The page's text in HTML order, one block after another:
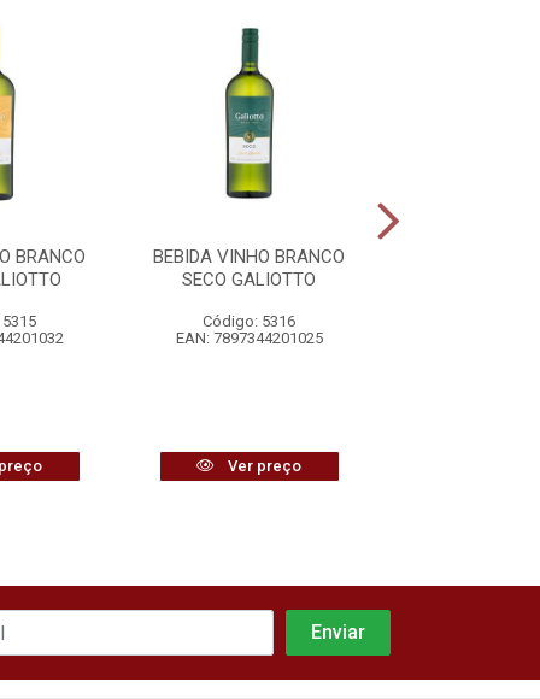
BRANCO
BEBIDA VINHO BRANCO
SECO GALIOTTO
Código: 5316
EAN: 7897344201025
Ver preço